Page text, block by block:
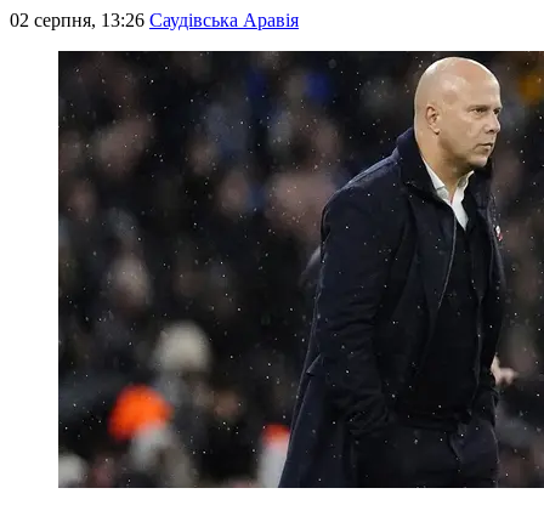
02 серпня, 13:26 Саудівська Аравія